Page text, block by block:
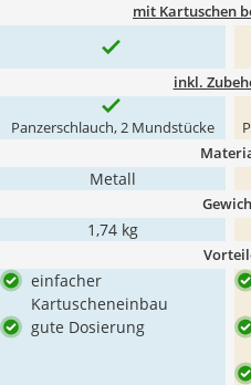
mit Kartuschen
inkl.
Panzerschlauch, 2 Mundstücke
Metall
1,74 kg
einfacher
Kartuscheneinbau
gute Dosierung